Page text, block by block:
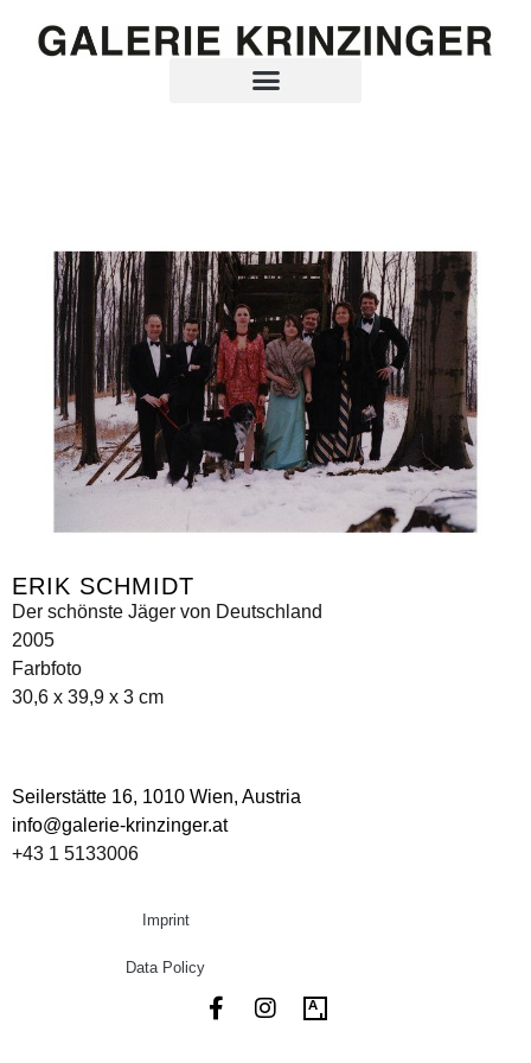
ERIK SCHMIDT
Der schönste Jäger von Deutschland
2005
Farbfoto
30,6 x 39,9 x 3 cm
Seilerstätte 16, 1010 Wien, Austria
info@galerie-krinzinger.at
+43 1 5133006
Imprint
Data Policy